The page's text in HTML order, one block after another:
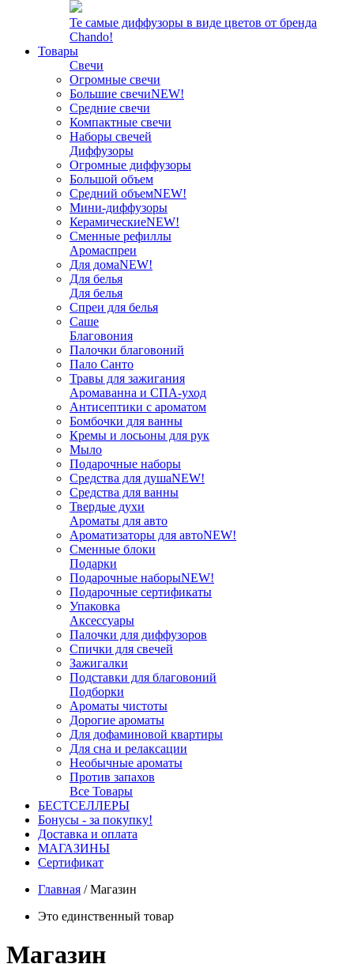
Те самые диффузоры в виде цветов от бренда
Chando!
Товары
Свечи
Огромные свечи
Большие свечиNEW!
Средние свечи
Компактные свечи
Наборы свечей
Диффузоры
Огромные диффузоры
Большой объем
Средний объемNEW!
Мини-диффузоры
КерамическиеNEW!
Сменные рефиллы
Аромаспреи
Для домаNEW!
Для белья
Для белья
Спреи для белья
Саше
Благовония
Палочки благовоний
Пало Санто
Травы для зажигания
Аромаванна и СПА-уход
Антисептики с ароматом
Бомбочки для ванны
Кремы и лосьоны для рук
Мыло
Подарочные наборы
Средства для душаNEW!
Средства для ванны
Твердые духи
Ароматы для авто
Ароматизаторы для автоNEW!
Сменные блоки
Подарки
Подарочные наборыNEW!
Подарочные сертификаты
Упаковка
Аксессуары
Палочки для диффузоров
Спички для свечей
Зажигалки
Подставки для благовоний
Подборки
Ароматы чистоты
Дорогие ароматы
Для дофаминовой квартиры
Для сна и релаксации
Необычные ароматы
Против запахов
Все Товары
БЕСТСЕЛЛЕРЫ
Бонусы - за покупку!
Доставка и оплата
МАГАЗИНЫ
Cертификат
Главная /Магазин
Это единственный товар
Магазин